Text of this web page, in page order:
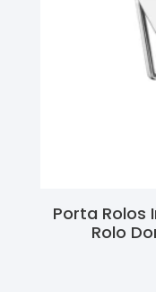
Porta Rolos
Rolo